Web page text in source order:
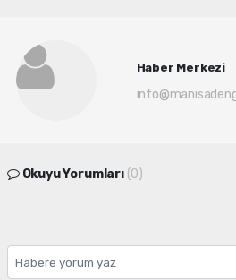
Haber Merkezi
Okuyu Yorumları (0)